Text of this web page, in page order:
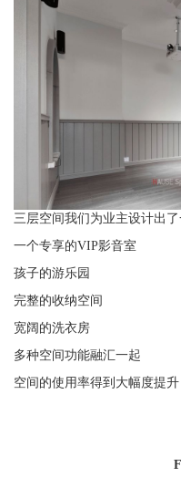
三层空间我们为业主设计出
一个专享的VIP影音室
孩子的游乐园
完整的收纳空间
宽阔的洗衣房
多种空间功能融汇一起
空间的使用率得到大幅度提升